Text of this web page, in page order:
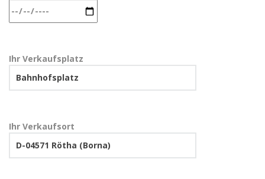
Ihr Verkaufsplatz
Ihr Verkaufsort